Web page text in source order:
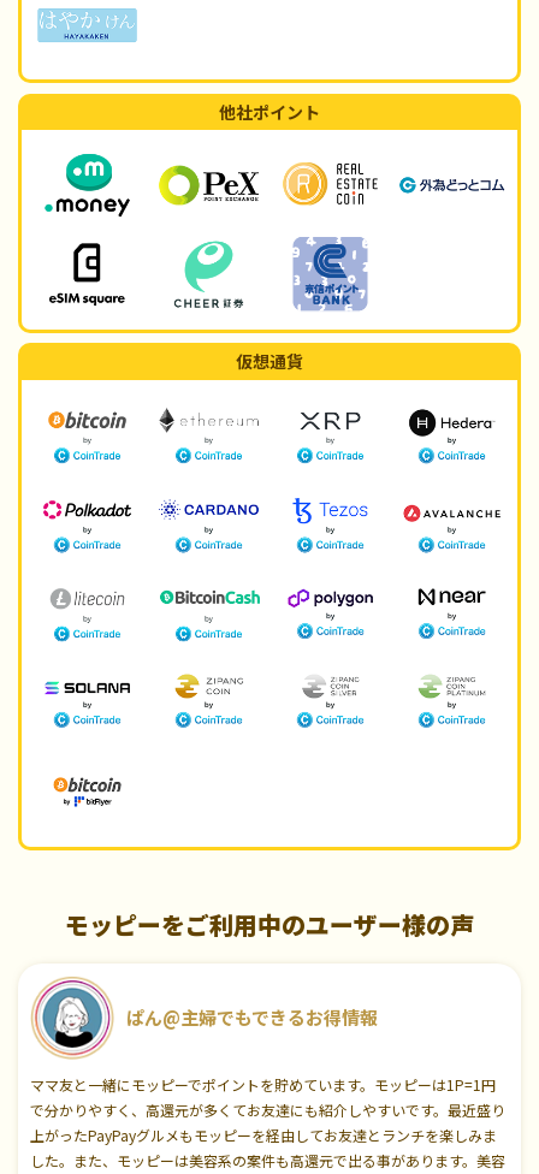
他社ポイント
仮想通貨
モッピーをご利用中のユーザー様の声
ぱん@主婦でもできるお得情報
ママ友と一緒にモッピーでポイントを貯めています。モッピーは1P=1円
で分かりやすく、高還元が多くてお友達にも紹介しやすいです。最近盛り
上がったPayPayグルメもモッピーを経由してお友達とランチを楽しみま
した。また、モッピーは美容系の案件も高還元で出る事があります。美容